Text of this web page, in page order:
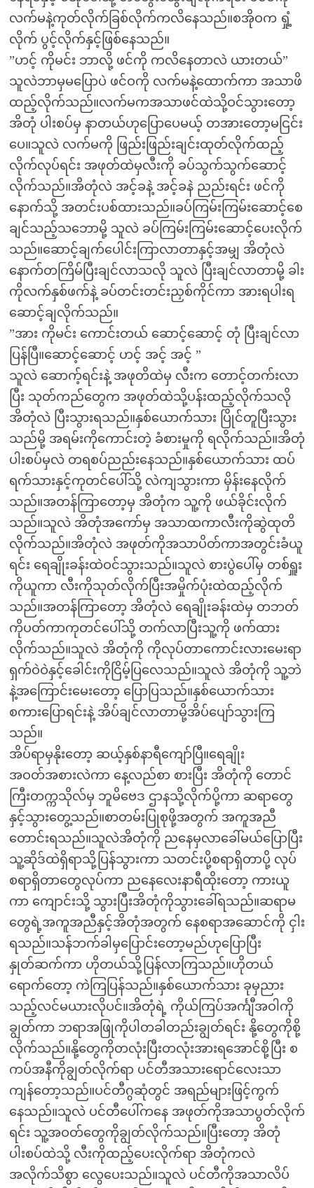
လက်မနဲ့ကုတ်လိုက်ခြစ်လိုက်ကလိနေသည်။စအိုဝက ရှုံ့
လိုက် ပွင့်လိုက်နှင့်ဖြစ်နေသည်။
”ဟင့် ကိုမင်း ဘာလို့ ဖင်ကို ကလိနေတာလဲ ယားတယ်”
သူလဲဘာမှမပြောပဲ ဖင်ဝကို လက်မနဲ့ထောက်ကာ အသာဖိ
ထည့်လိုက်သည်။လက်မကအသာဖင်ထဲသို့ဝင်သွားတော့
အိတုံ ပါးစပ်မှ နာတယ်ဟုပြောပေမယ့် တအားတော့မငြင်း
ပေ။သူလဲ လက်မကို ဖြည်းဖြည်းချင်းထုတ်လိုက်ထည့်
လိုက်လုပ်ရင်း အဖုတ်ထဲမှလီးကို ခပ်သွက်သွက်ဆောင့်
လိုက်သည်။အိတုံလဲ အင့်ခနဲ့ အင့်ခနဲ ညည်းရင်း ဖင်ကို
နောက်သို့ အတင်းပစ်ထားသည်။ခပ်ကြမ်းကြမ်းဆောင့်စေ
ချင်သည့်သဘောမို့ သူလဲ ခပ်ကြမ်းကြမ်းဆောင့်ပေးလိုက်
သည်။ဆောင့်ချက်ပေါင်းကြာလာတာနှင့်အမျှ အိတုံလဲ
နောက်တကြိမ်ပြီးချင်လာသလို သူလဲ ပြီးချင်လာတာမို့ ခါး
ကိုလက်နှစ်ဖက်နဲ့ ခပ်တင်းတင်းညှစ်ကိုင်ကာ အားရပါးရ
ဆောင့်ချလိုက်သည်။
”အား ကိုမင်း ကောင်းတယ် ဆောင့်ဆောင့် တုံ ပြီးချင်လာ
ပြန်ပြီ။ဆောင့်ဆောင့် ဟင့် အင့် အင့် ”
သူလဲ ဆောက့်ရင်းနဲ့ အဖုတိထဲမှ လီးက တောင့်တက်းလာ
ပြီး သုတ်ကည်တွေက အဖုတ်ထဲသို့ပန်းထည့်လိုက်သလို
အိတုံလဲ ပြီးသွားရသည်။နှစ်ယောက်သား ပြိုင်တူပြီးသွား
သည်မို့ အရမ်းကိုကောင်းတဲ့ ခံစားမှုကို ရလိုက်သည်။အိတုံ
ပါးစပ်မှလဲ တရစပ်ညည်းနေသည်။နှစ်ယောက်သား ထပ်
ရက်သားနှင့်ကုတင်ပေါ်သို့ လဲကျသွားကာ မှိန်းနေလိုက်
သည်။အတန်ကြာတော့မှ အိတုံက သူ့ကို ဖယ်ခိုင်းလိုက်
သည်။သူလဲ အိတုံအကော်မှ အသာထကာလီးကိုဆွဲထုတိ
လိုက်သည်။အိတုံလဲ အဖုတ်ကိုအသာပိတ်ကာအတွင်းခံယူ
ရင်း ရေချိုးခန်းထဲဝင်သွားသည်။သူလဲ စားပွဲပေါ်မှ တစ်ရှူး
ကိုယူကာ လီးကိုသုတ်လိုက်ပြီးအမှိုက်ပုံးထဲထည့်လိုက်
သည်။အတန်ကြာတော့ အိတုံလဲ ရေချိုးခန်းထဲမှ တဘတ်
ကိုပတ်ကာကုတင်ပေါ်သို့ တက်လာပြီးသူ့ကို ဖက်ထား
လိုက်သည်။သူလဲ အိတုံကို ကိုလုပ်တာကောင်းလားမေးရာ
ရှက်ဝဲဝဲနှင့်ခေါင်းကိုငြိမ့်ပြလေသည်။သူလဲ အိတုံကို သူ့ဘဲ
နဲ့အကြောင်းမေးတော့ ပြောပြသည်။နှစ်ယောက်သား
စကားပြောရင်းနဲ့ အိပ်ချင်လာတာမို့အိပ်ပျော်သွားကြ
သည်။
အိပ်ရာမှနိုးတော့ ဆယ့်နှစ်နာရီကျော်ပြီ။ရေချိုး
အဝတ်အစားလဲကာ နေ့လည်စာ စားပြီး အိတုံကို တောင်
ကြီးတက္ကသိုလ်မှ ဘူမိဗေဒ ဌာနသို့လိုက်ပို့ကာ ဆရာတွေ
နှင့်သွားတွေ့သည်။စာတမ်းပြုစုဖို့အတွက် အကူအညီ
တောင်းရသည်။သူလဲအိတုံကို ညနေမှလာခေါ်မယ်ပြောပြီး
သူ့ဆိုဒ်ထဲရှိရာသို့ပြန်သွားကာ သတင်းပို့စရာရှိတာပို့ လုပ်
စရာရှိတာတွေလုပ်ကာ ညနေလေးနာရီထိုးတော့ ကားယူ
ကာ ကျောင်းသို့ သွားပြီးအိတုံကိုသွားခေါ်ရသည်။ဆရာမ
တွေရဲ့အကူအညီနှင့်အိတုံအတွက် နေစရာအဆောင်ကို ငှါး
ရသည်။သန်ဘက်ခါမှပြောင်းတော့မည်ဟုပြောပြီး
နှုတ်ဆက်ကာ ဟိုတယ်သို့ပြန်လာကြသည်။ဟိုတယ်
ရောက်တော့ ကဲကြပြန်သည်။နှစ်ယောက်သား ခုမှညား
သည့်လင်မယားလိုပင်။အိတုံရဲ့ ကိုယ်ကြပ်အင်္ကျီအဝါကို
ချွတ်ကာ ဘရာအဖြုကိုပါတခါတည်းချွတ်ရင်း နို့တွေကိုစို့
လိုက်သည်။နို့တွေကိုတလုံးပြီးတလုံးအားရအောင်စို့ပြီး စ
ကပ်အနီကိုချွတ်လိုက်ရာ ပင်တီအသားရောင်လေးသာ
ကျန်တော့သည်။ပင်တီဂွဆုံတွင် အရည်များဖြင့်ကွက်
နေသည်။သူလဲ ပင်တီပေါ်ကနေ အဖုတ်ကိုအသာပွတ်လိုက်
ရင်း သူ့အဝတ်တွေကိုချွတ်လိုက်သည်။ပြီးတော့ အိတုံ
ပါးစပ်ထဲသို့ လီးကိုထည့်ပေးလိုက်ရာ အိတုံကလဲ
အလိုက်သိစွာ လွေပေးသည်။သူလဲ ပင်တီကိုအသာလိပ်